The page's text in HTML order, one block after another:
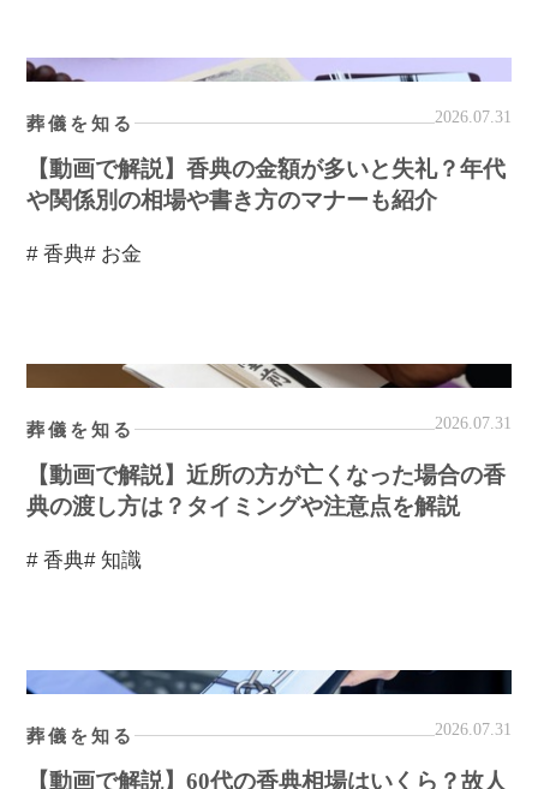
葬儀を知る 2026.07.31
【動画で解説】香典の金額が多いと失礼？年代
や関係別の相場や書き方のマナーも紹介
# 香典# お金
葬儀を知る 2026.07.31
【動画で解説】近所の方が亡くなった場合の香
典の渡し方は？タイミングや注意点を解説
# 香典# 知識
葬儀を知る 2026.07.31
【動画で解説】60代の香典相場はいくら？故人